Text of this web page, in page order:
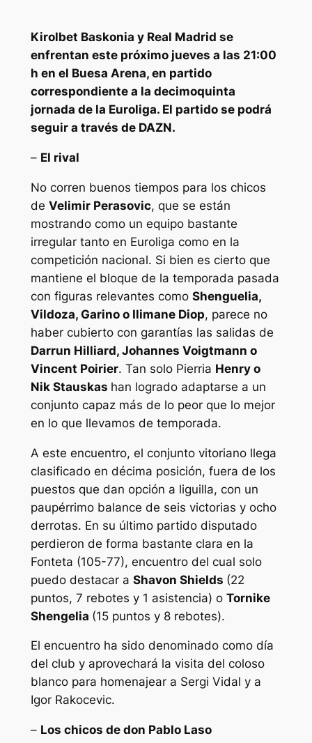
Kirolbet Baskonia y Real Madrid se
enfrentan este próximo jueves a las 21:00
h en el Buesa Arena, en partido
correspondiente a la decimoquinta
jornada de la Euroliga. El partido se podrá
seguir a través de DAZN.
– El rival
No corren buenos tiempos para los chicos
de Velimir Perasovic, que se están
mostrando como un equipo bastante
irregular tanto en Euroliga como en la
competición nacional. Si bien es cierto que
mantiene el bloque de la temporada pasada
con figuras relevantes como Shenguelia,
Vildoza, Garino o Ilimane Diop, parece no
haber cubierto con garantías las salidas de
Darrun Hilliard, Johannes Voigtmann o
Vincent Poirier. Tan solo Pierria Henry o
Nik Stauskas han logrado adaptarse a un
conjunto capaz más de lo peor que lo mejor
en lo que llevamos de temporada.
A este encuentro, el conjunto vitoriano llega
clasificado en décima posición, fuera de los
puestos que dan opción a liguilla, con un
paupérrimo balance de seis victorias y ocho
derrotas. En su último partido disputado
perdieron de forma bastante clara en la
Fonteta (105-77), encuentro del cual solo
puedo destacar a Shavon Shields (22
puntos, 7 rebotes y 1 asistencia) o Tornike
Shengelia (15 puntos y 8 rebotes).
El encuentro ha sido denominado como día
del club y aprovechará la visita del coloso
blanco para homenajear a Sergi Vidal y a
Igor Rakocevic.
– Los chicos de don Pablo Laso